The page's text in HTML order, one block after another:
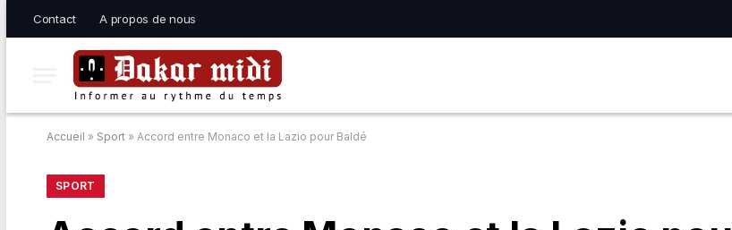
Contact A propos de nous
Accueil » Sport » Accord entre Monaco et la Lazio pour Baldé
SPORT